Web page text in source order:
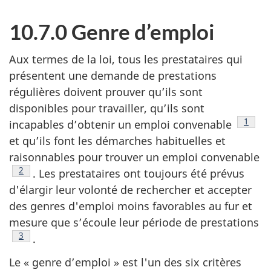
matières
10.7.0 Genre d’emploi
Aux termes de la loi, tous les prestataires qui
présentent une demande de prestations
régulières doivent prouver qu’ils sont
disponibles pour travailler, qu’ils sont
incapables d’obtenir un emploi convenable
Note
1
et qu’ils font les démarches habituelles et
raisonnables pour trouver un emploi convenable
Note de bas de page
2
. Les prestataires ont toujours été prévus
d'élargir leur volonté de rechercher et accepter
des genres d'emploi moins favorables au fur et
mesure que s’écoule leur période de prestations
Note de bas de page
3
.
Le « genre d’emploi » est l'un des six critères